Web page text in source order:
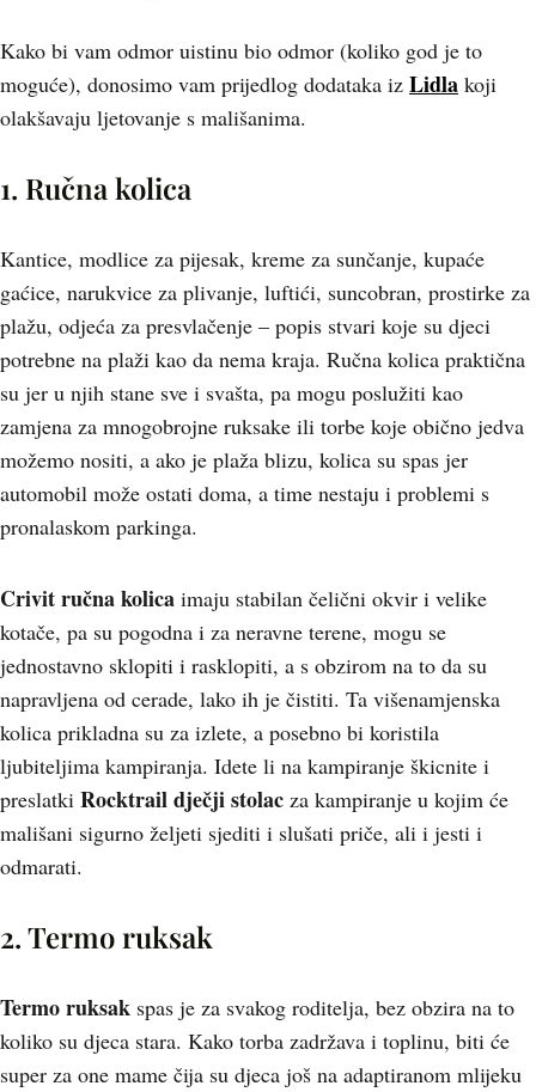
Kako bi vam odmor uistinu bio odmor (koliko god je to
moguće), donosimo vam prijedlog dodataka iz Lidla koji
olakšavaju ljetovanje s mališanima.
1. Ručna kolica
Kantice, modlice za pijesak, kreme za sunčanje, kupaće
gaćice, narukvice za plivanje, luftići, suncobran, prostirke za
plažu, odjeća za presvlačenje – popis stvari koje su djeci
potrebne na plaži kao da nema kraja. Ručna kolica praktična
su jer u njih stane sve i svašta, pa mogu poslužiti kao
zamjena za mnogobrojne ruksake ili torbe koje obično jedva
možemo nositi, a ako je plaža blizu, kolica su spas jer
automobil može ostati doma, a time nestaju i problemi s
pronalaskom parkinga.
Crivit ručna kolica imaju stabilan čelični okvir i velike
kotače, pa su pogodna i za neravne terene, mogu se
jednostavno sklopiti i rasklopiti, a s obzirom na to da su
napravljena od cerade, lako ih je čistiti. Ta višenamjenska
kolica prikladna su za izlete, a posebno bi koristila
ljubiteljima kampiranja. Idete li na kampiranje škicnite i
preslatki Rocktrail dječji stolac za kampiranje u kojim će
mališani sigurno željeti sjediti i slušati priče, ali i jesti i
odmarati.
2. Termo ruksak
Termo ruksak spas je za svakog roditelja, bez obzira na to
koliko su djeca stara. Kako torba zadržava i toplinu, biti će
super za one mame čija su djeca još na adaptiranom mlijeku